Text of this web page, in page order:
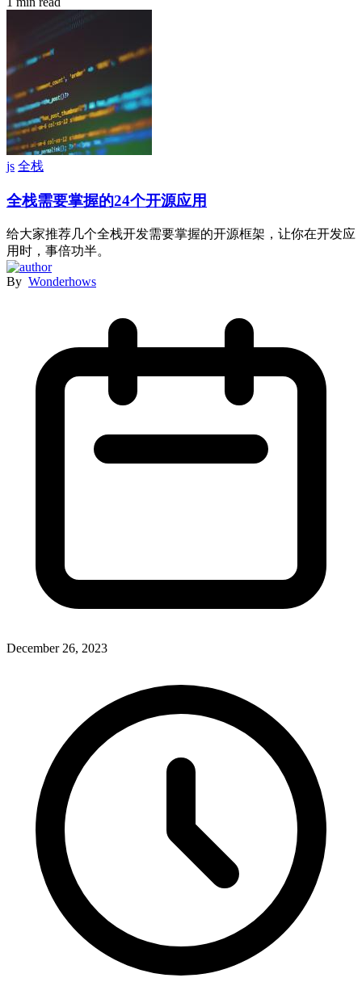
js 全栈
全栈需要掌握的24个开源应用
给大家推荐几个全栈开发需要掌握的开源框架，让你在开发应
用时，事倍功半。
By Wonderhows
December 26, 2023